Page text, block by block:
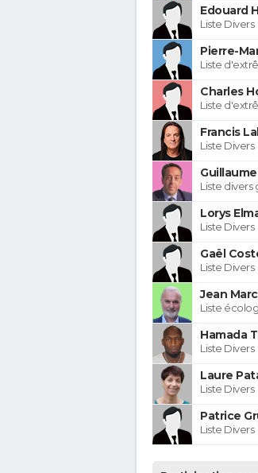
Edouard
Liste Divers
Pierre-
Liste
Charles
Liste
Francis
Liste Divers
Liste divers
Lorys
Liste Divers
Gaël
Liste Divers
Jean
Liste
Hamada
Liste Divers
Laure
Liste Divers
Patrice
Liste Divers